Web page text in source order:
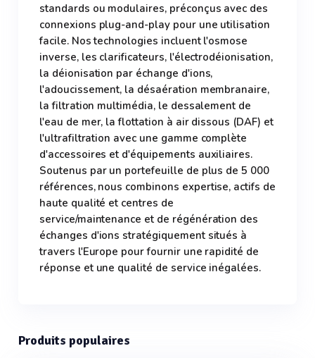
standards ou modulaires, préconçus avec des
connexions plug-and-play pour une utilisation
facile. Nos technologies incluent l'osmose
inverse, les clarificateurs, l'électrodéionisation,
la déionisation par échange d'ions,
l'adoucissement, la désaération membranaire,
la filtration multimédia, le dessalement de
l'eau de mer, la flottation à air dissous (DAF) et
l'ultrafiltration avec une gamme complète
d'accessoires et d'équipements auxiliaires.
Soutenus par un portefeuille de plus de 5 000
références, nous combinons expertise, actifs de
haute qualité et centres de
service/maintenance et de régénération des
échanges d'ions stratégiquement situés à
travers l'Europe pour fournir une rapidité de
réponse et une qualité de service inégalées.
Produits populaires